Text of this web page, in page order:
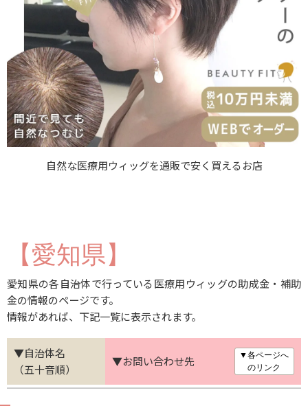
自然な医療用ウィッグを通販で安く買えるお店
【愛知県】
愛知県の各自治体で行っている医療用ウィッグの助成金・補助
金の情報のページです。
情報があれば、下記一覧に表示されます。
▼自治体名
（五十音順）
▼お問い合わせ先
▼各ページへ
のリンク